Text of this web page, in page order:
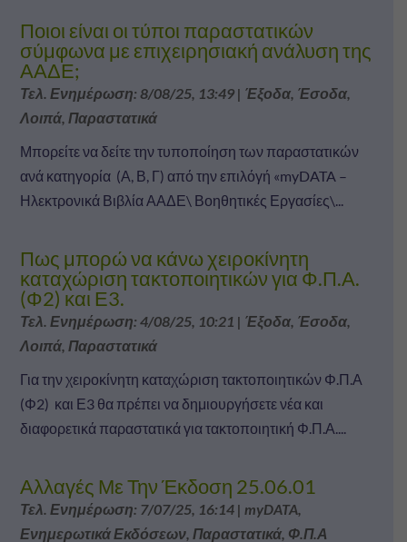
Ποιοι είναι οι τύποι παραστατικών
σύμφωνα με επιχειρησιακή ανάλυση της
ΑΑΔΕ;
Τελ. Ενημέρωση: 8/08/25, 13:49| Έξοδα, Έσοδα,
Λοιπά, Παραστατικά
Μπορείτε να δείτε την τυποποίηση των παραστατικών
ανά κατηγορία (Α, Β, Γ) από την επιλόγή «myDATA –
Ηλεκτρονικά Βιβλία ΑΑΔΕ\ Βοηθητικές Εργασίες\...
Πως μπορώ να κάνω χειροκίνητη
καταχώριση τακτοποιητικών για Φ.Π.Α.
(Φ2) και Ε3.
Τελ. Ενημέρωση: 4/08/25, 10:21 | Έξοδα, Έσοδα,
Λοιπά, Παραστατικά
Για την χειροκίνητη καταχώριση τακτοποιητικών Φ.Π.Α
(Φ2) και Ε3 θα πρέπει να δημιουργήσετε νέα και
διαφορετικά παραστατικά για τακτοποιητική Φ.Π.Α....
Αλλαγές Με Την Έκδοση 25.06.01
Τελ. Ενημέρωση: 7/07/25, 16:14| myDATA
Ενημερωτικά Εκδόσεων, Παραστατικά, Φ.Π.Α